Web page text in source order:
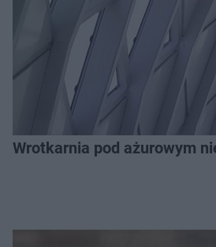
Wrotkarnia pod ażurowym